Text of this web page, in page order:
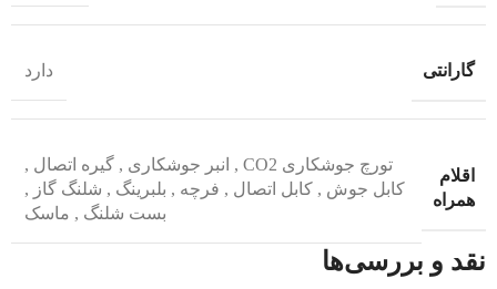
گارانتی دارد
اقلام
همراه
تورچ جوشکاری CO2 , انبر جوشکاری , گیره اتصال ,
کابل جوش , کابل اتصال , فرچه , بلبرینگ , شلنگ گاز ,
بست شلنگ , ماسک
نقد و بررسی‌ها